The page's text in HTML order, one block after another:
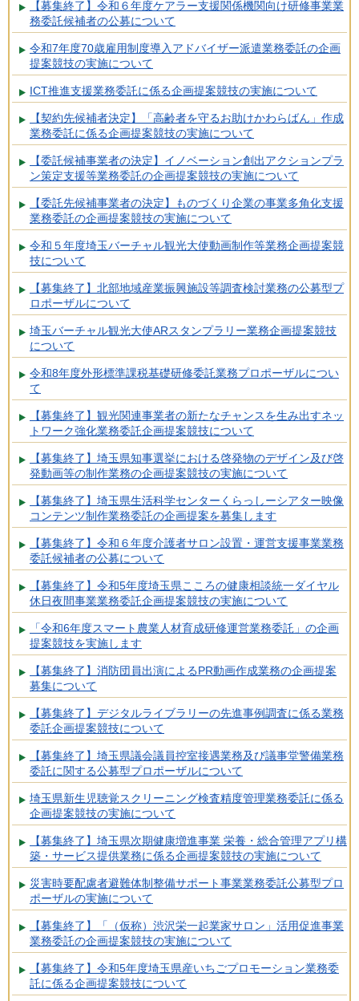
【募集終了】令和６年度ケアラー支援関係機関向け研修事業業
務委託候補者の公募について
令和7年度70歳雇用制度導入アドバイザー派遣業務委託の企画
提案競技の実施について
ICT推進支援業務委託に係る企画提案競技の実施について
【契約先候補者決定】「高齢者を守るお助けかわらばん」作成
業務委託に係る企画提案競技の実施について
【委託候補事業者の決定】イノベーション創出アクションプラ
ン策定支援等業務委託の企画提案競技の実施について
【委託先候補事業者の決定】ものづくり企業の事業多角化支援
業務委託の企画提案競技の実施について
令和５年度埼玉バーチャル観光大使動画制作等業務企画提案競
技について
【募集終了】北部地域産業振興施設等調査検討業務の公募型プ
ロポーザルについて
埼玉バーチャル観光大使ARスタンプラリー業務企画提案競技
について
令和8年度外形標準課税基礎研修委託業務プロポーザルについ
て
【募集終了】観光関連事業者の新たなチャンスを生み出すネッ
トワーク強化業務委託企画提案競技について
【募集終了】埼玉県知事選挙における啓発物のデザイン及び啓
発動画等の制作業務の企画提案競技の実施について
【募集終了】埼玉県生活科学センターくらっしーシアター映像
コンテンツ制作業務委託の企画提案を募集します
【募集終了】令和６年度介護者サロン設置・運営支援事業業務
委託候補者の公募について
【募集終了】令和5年度埼玉県こころの健康相談統一ダイヤル
休日夜間事業業務委託企画提案競技の実施について
「令和6年度スマート農業人材育成研修運営業務委託」の企画
提案競技を実施します
【募集終了】消防団員出演によるPR動画作成業務の企画提案
募集について
【募集終了】デジタルライブラリーの先進事例調査に係る業務
委託企画提案競技について
【募集終了】埼玉県議会議員控室接遇業務及び議事堂警備業務
委託に関する公募型プロポーザルについて
埼玉県新生児聴覚スクリーニング検査精度管理業務委託に係る
企画提案競技の実施について
【募集終了】埼玉県次期健康増進事業 栄養・総合管理アプリ構
築・サービス提供業務に係る企画提案競技の実施について
災害時要配慮者避難体制整備サポート事業業務委託公募型プロ
ポーザルの実施について
【募集終了】「（仮称）渋沢栄一起業家サロン」活用促進事業
業務委託の企画提案競技の実施について
【募集終了】令和5年度埼玉県産いちごプロモーション業務委
託に係る企画提案競技について